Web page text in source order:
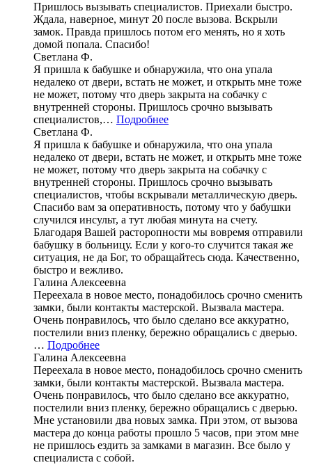
Пришлось вызывать специалистов. Приехали быстро.
Ждала, наверное, минут 20 после вызова. Вскрыли
замок. Правда пришлось потом его менять, но я хоть
домой попала. Спасибо!
Светлана Ф.
Я пришла к бабушке и обнаружила, что она упала
недалеко от двери, встать не может, и открыть мне тоже
не может, потому что дверь закрыта на собачку с
внутренней стороны. Пришлось срочно вызывать
специалистов,… Подробнее
Светлана Ф.
Я пришла к бабушке и обнаружила, что она упала
недалеко от двери, встать не может, и открыть мне тоже
не может, потому что дверь закрыта на собачку с
внутренней стороны. Пришлось срочно вызывать
специалистов, чтобы вскрывали металлическую дверь.
Спасибо вам за оперативность, потому что у бабушки
случился инсульт, а тут любая минута на счету.
Благодаря Вашей расторопности мы вовремя отправили
бабушку в больницу. Если у кого-то случится такая же
ситуация, не да Бог, то обращайтесь сюда. Качественно,
быстро и вежливо.
Галина Алексеевна
Переехала в новое место, понадобилось срочно сменить
замки, были контакты мастерской. Вызвала мастера.
Очень понравилось, что было сделано все аккуратно,
постелили вниз пленку, бережно обращались с дверью.
… Подробнее
Галина Алексеевна
Переехала в новое место, понадобилось срочно сменить
замки, были контакты мастерской. Вызвала мастера.
Очень понравилось, что было сделано все аккуратно,
постелили вниз пленку, бережно обращались с дверью.
Мне установили два новых замка. При этом, от вызова
мастера до конца работы прошло 5 часов, при этом мне
не пришлось ездить за замками в магазин. Все было у
специалиста с собой.